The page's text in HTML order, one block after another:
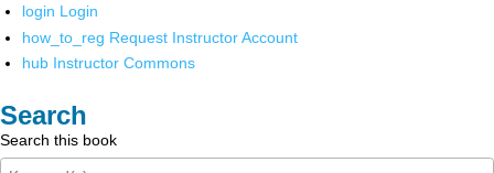
login Login
how_to_reg Request Instructor Account
hub Instructor Commons
Search
Search this book